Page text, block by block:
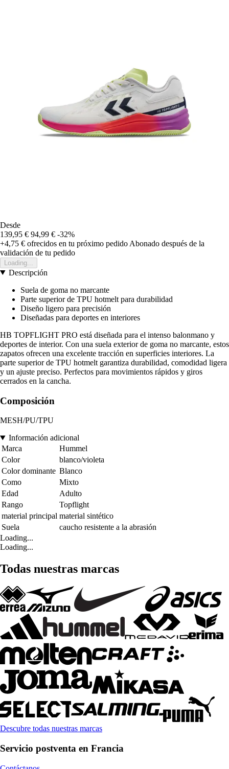
Desde
139,95 € 94,99 € -32%
+4,75 € ofrecidos en tu próximo pedido Abonado después de la
validación de tu pedido
Loading...
Descripción
Suela de goma no marcante
Parte superior de TPU hotmelt para durabilidad
Diseño ligero para precisión
Diseñadas para deportes en interiores
HB TOPFLIGHT PRO está diseñada para el intenso balonmano y
deportes de interior. Con una suela exterior de goma no marcante, estos
zapatos ofrecen una excelente tracción en superficies interiores. La
parte superior de TPU hotmelt garantiza durabilidad, comodidad ligera
y un ajuste preciso. Perfectos para movimientos rápidos y giros
cerrados en la cancha.
Composición
MESH/PU/TPU
Información adicional
Marca
Hummel
Color
blanco/violeta
Color dominante Blanco
Como
Mixto
Edad
Adulto
Rango
Topflight
material principal material sintético
Suela
caucho resistente a la abrasión
Loading...
Loading...
Todas nuestras marcas
Descubre todas nuestras marcas
Servicio postventa en Francia